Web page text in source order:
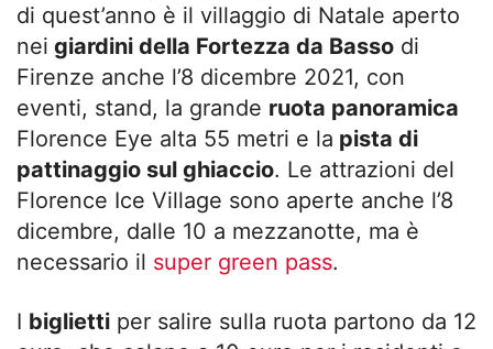
di quest’anno è il villaggio di Natale aperto
nei giardini della Fortezza da Basso di
Firenze anche l’8 dicembre 2021, con
eventi, stand, la grande ruota panoramica
Florence Eye alta 55 metri e la pista di
pattinaggio sul ghiaccio. Le attrazioni del
Florence Ice Village sono aperte anche l’8
dicembre, dalle 10 a mezzanotte, ma è
necessario il super green pass.
I biglietti per salire sulla ruota partono da 12